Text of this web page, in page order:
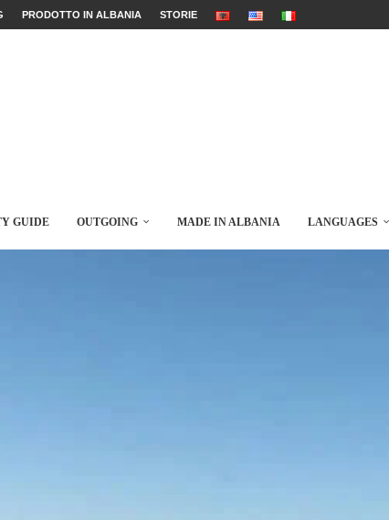
PRODOTTO IN ALBANIA STORIE
GUIDE OUTGOING MADE IN ALBANIA LANGUAGES